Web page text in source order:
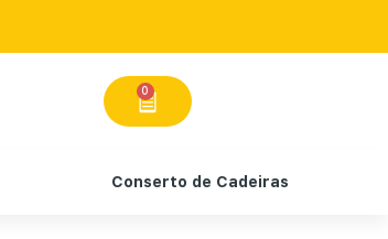
0
Conserto de Cadeiras